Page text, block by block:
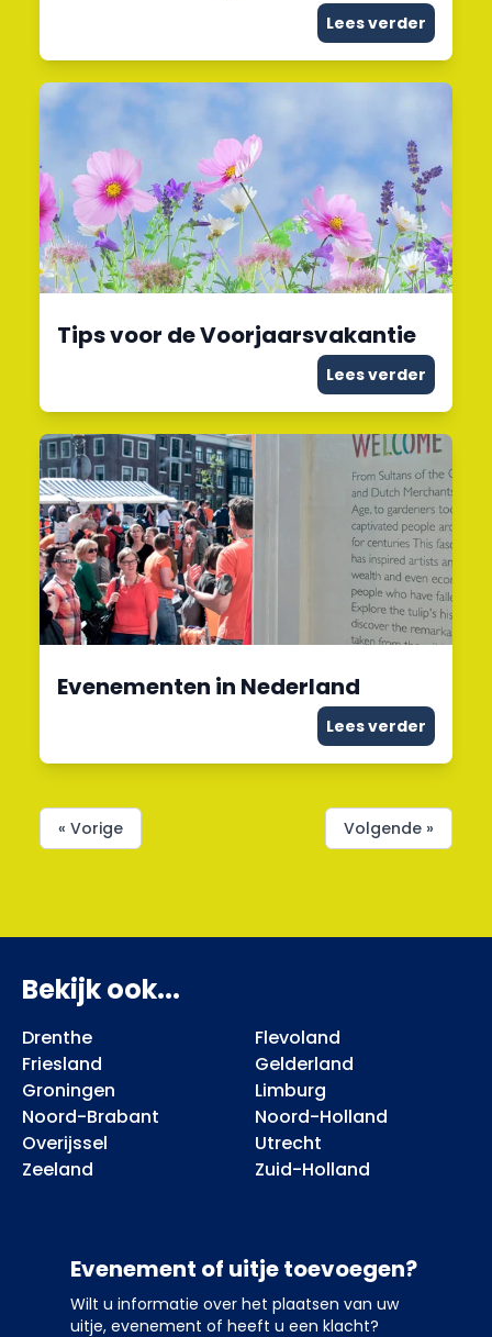
Lees verder
Tips voor de Voorjaarsvakantie
Lees verder
Evenementen in Nederland
Lees verder
« Vorige Volgende »
Bekijk ook...
Drenthe
Flevoland
Friesland
Gelderland
Groningen
Limburg
Noord-Brabant
Noord-Holland
Overijssel
Utrecht
Zeeland
Zuid-Holland
Evenement of uitje toevoegen?
Wilt u informatie over het plaatsen van uw
uitje, evenement of heeft u een klacht?